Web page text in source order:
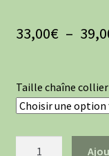
33,00€ –
Taille chaîne collier